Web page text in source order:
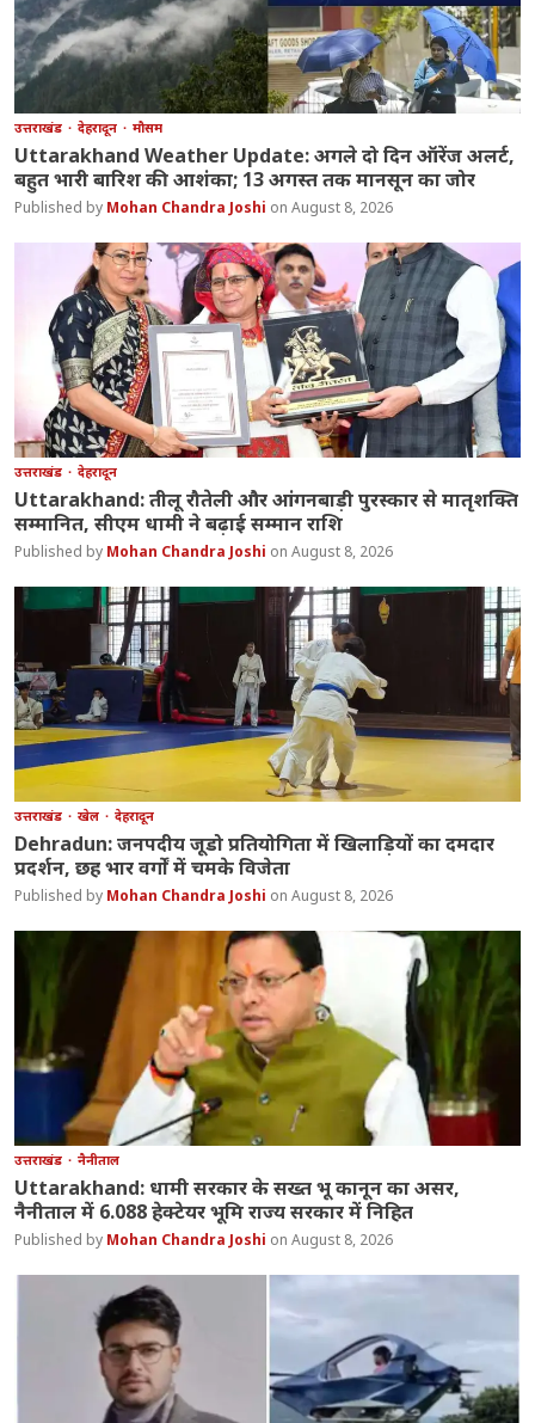
उत्तराखंड देहरादून मौसम
Uttarakhand Weather Update: अगले दो दिन ऑरेंज अलर्ट,
बहुत भारी बारिश की आशंका; 13 अगस्त तक मानसून का जोर
Mohan Chandra Joshi August 8, 2026
उत्तराखंड देहरादून
Uttarakhand: तीलू रौतेली और आंगनबाड़ी पुरस्कार से मातृशक्ति
सम्मानित, सीएम धामी ने बढ़ाई सम्मान राशि
Mohan Chandra Joshi August 8, 2026
उत्तराखंड खेल देहरादून
Dehradun: जनपदीय जूडो प्रतियोगिता में खिलाड़ियों का दमदार
प्रदर्शन, छह भार वर्गों में चमके विजेता
Mohan Chandra Joshi August 8, 2026
उत्तराखंड नैनीताल
Uttarakhand: धामी सरकार के सख्त भू कानून का असर,
नैनीताल में 6.088 हेक्टेयर भूमि राज्य सरकार में निहित
Mohan Chandra Joshi August 8, 2026